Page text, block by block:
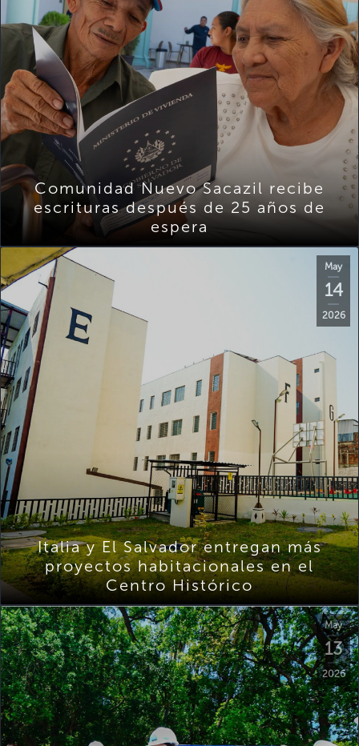
Comunidad Nuevo Sacazil recibe
escrituras después de 25 años de
espera
May
14
2026
Italia y El Salvador entregan más
proyectos habitacionales en el
Centro Histórico
May
13
2026